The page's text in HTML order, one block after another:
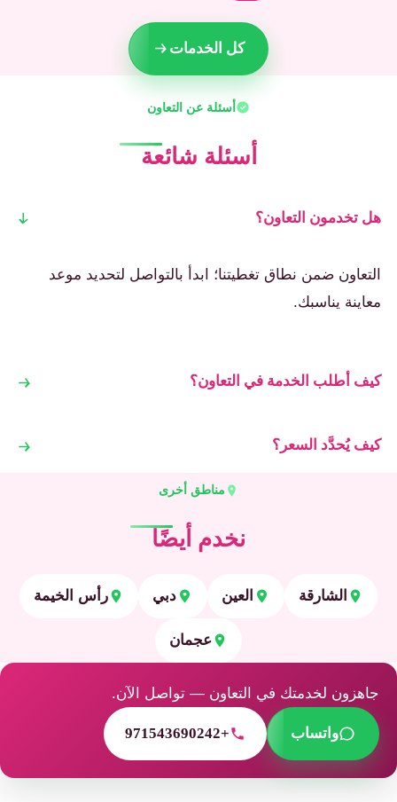
كل الخدمات
أسئلة عن التعاون
أسئلة شائعة
هل تخدمون التعاون؟
التعاون ضمن نطاق تغطيتنا؛ ابدأ بالتواصل لتحديد موعد
معاينة يناسبك.
كيف أطلب الخدمة في التعاون؟
كيف يُحدَّد السعر؟
مناطق أخرى
نخدم أيضًا
الشارقة العين دبي رأس الخيمة
عجمان
جاهزون لخدمتك في التعاون — تواصل الآن.
واتساب +971543690242